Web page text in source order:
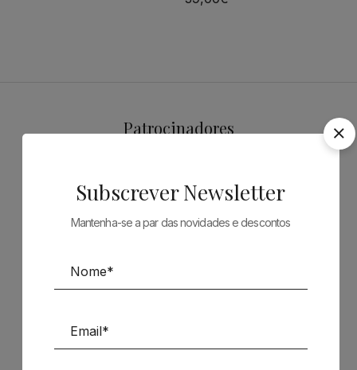
Patrocinadores
Siga-nos nas Redes Sociais
Subscrever Newsletter
Mantenha-se a par das novidades e descontos